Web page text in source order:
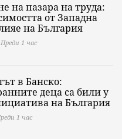
на пазара на труда:
от Западна
на България
Преди 1 час
в Банско:
деца са били у
на България
1 час